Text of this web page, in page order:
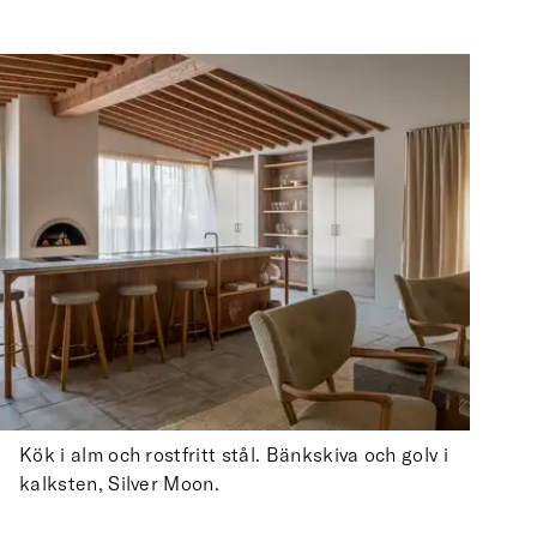
Kök i alm och rostfritt stål. Bänkskiva och golv i
kalksten, Silver Moon.